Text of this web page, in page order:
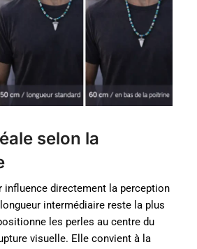
selon la
influence directement la perception
intermédiaire reste la plus
les perles au centre du
visuelle. Elle convient à la